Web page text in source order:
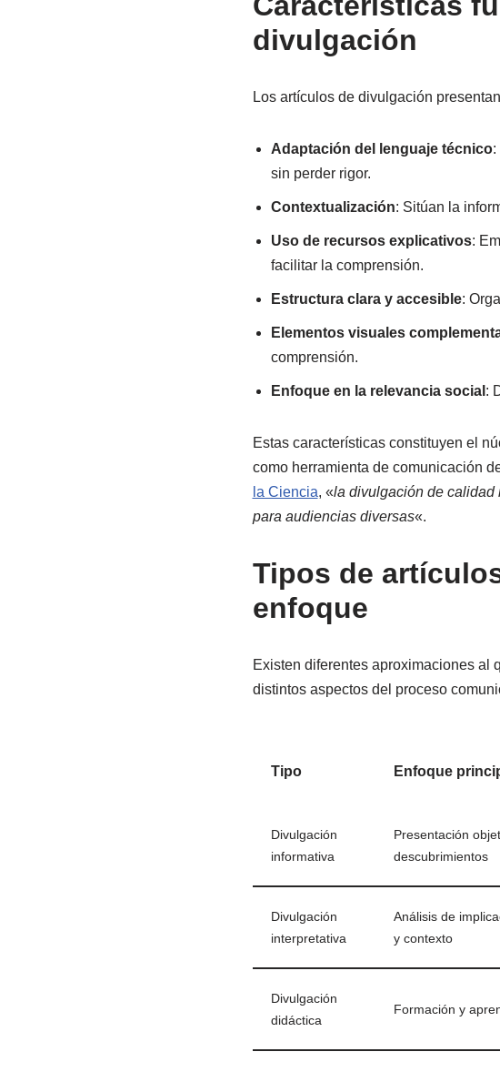
divulgación
Los artículos de divulgación
Adaptación del lenguaje técnico:
sin perder rigor.
Contextualización: Sitúan la
Uso de recursos explicativos:
facilitar la comprensión.
Estructura clara y accesible:
Elementos visuales
comprensión.
Enfoque en la relevancia social :
Estas características constituyen el
como herramienta de comunicación
la Ciencia, «la divulgación de calidad
para audiencias diversas«.
Tipos de
enfoque
Existen diferentes aproximaciones al
distintos aspectos del proceso
Tipo Enfoque
Divulgación
informativa
Presentación
descubrimientos
Divulgación
interpretativa
Análisis de
y contexto
Divulgación
didáctica
Formación y